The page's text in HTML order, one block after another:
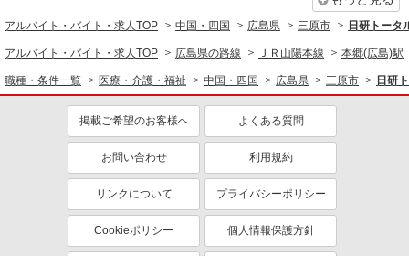
アルバイト・バイト・求人TOP 中国・四国 広島県 三原市 日研トータ
アルバイト・バイト・求人TOP 広島県の路線 ＪＲ山陽本線 本郷(広島)駅
職種・条件一覧 医療・介護・福祉 中国・四国 広島県 三原市 日研
掲載ご希望のお客様へ よくある質問
お問い合わせ 利用規約
リンクについて プライバシーポリシー
Cookieポリシー 個人情報保護方針